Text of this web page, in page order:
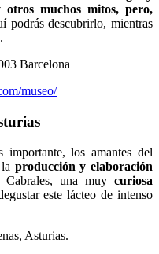
muchos mitos, pero,
podrás descubrirlo, mientras
Barcelona
museo/
los amantes del
producción y elaboración
una muy curiosa
este lácteo de intenso
Asturias.